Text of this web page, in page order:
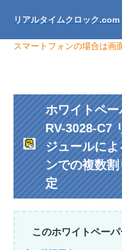
リアルタイムクロック.com
スマートフォンの場合は画
ホワイトペ
RV-3028-C7
ジュールに
ンでの複数
定
このホワイトペー